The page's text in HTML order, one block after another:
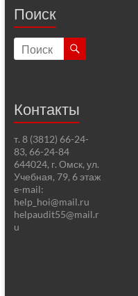
Поиск
Контакты
т. 8 (3812) 66-24-
83, 66-24-84
644024, г. Омск, ул.
Учебная, 79, 6 этаж
e-mail:
help_hoi@mail.ru
helpaudit55@mail.r
u